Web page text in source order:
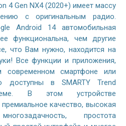
4 Gen NX4 (2020+) имеет массу
с оригинальным радио.
Android 14 автомобильная
функциональна, чем другие
что Вам нужно, находится на
Все функции и приложения,
смартфоне или
доступны в SMARTY Trend
В этом устройстве
качество, высокая
простота